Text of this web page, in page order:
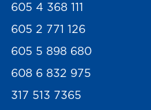
605 4 368 111
605 2 771 126
605 5 898 680
608 6 832 975
317 513 7365